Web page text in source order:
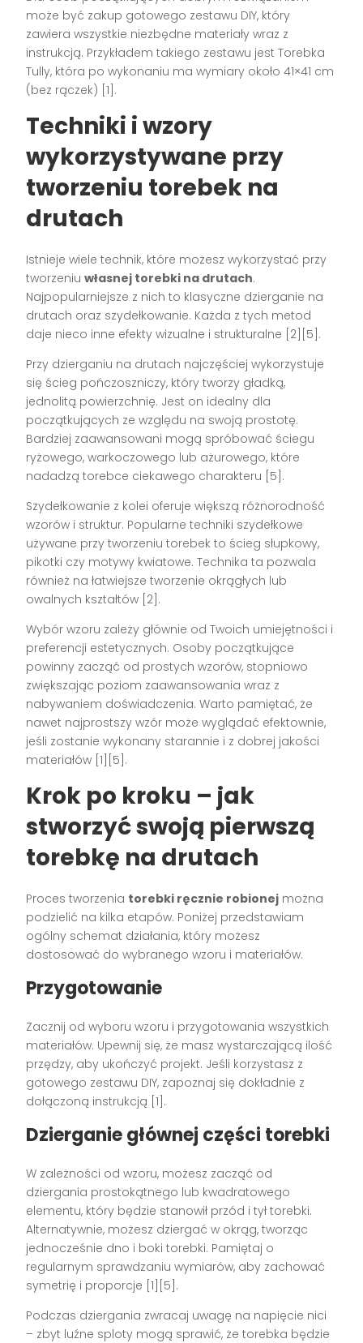
może być zakup gotowego zestawu DIY, który
zawiera wszystkie niezbędne materiały wraz z
instrukcją. Przykładem takiego zestawu jest Torebka
Tully, która po wykonaniu ma wymiary około 41×41 cm
(bez rączek) [1].
Techniki i wzory
wykorzystywane przy
tworzeniu torebek na
drutach
Istnieje wiele technik, które możesz wykorzystać przy
tworzeniuwłasnej torebki na drutach.
Najpopularniejsze z nich to klasyczne dzierganie na
drutach oraz szydełkowanie. Każda z tych metod
daje nieco inne efekty wizualne i strukturalne [2][5].
Przy dzierganiu na drutach najczęściej wykorzystuje
się ścieg pończoszniczy, który tworzy gładką,
jednolitą powierzchnię. Jest on idealny dla
początkujących ze względu na swoją prostotę.
Bardziej zaawansowani mogą spróbować ściegu
ryżowego, warkoczowego lub ażurowego, które
nadadzą torebce ciekawego charakteru [5].
Szydełkowanie z kolei oferuje większą różnorodność
wzorów i struktur. Popularne techniki szydełkowe
używane przy tworzeniu torebek to ścieg słupkowy,
pikotki czy motywy kwiatowe. Technika ta pozwala
również na łatwiejsze tworzenie okrągłych lub
owalnych kształtów [2].
Wybór wzoru zależy głównie od Twoich umiejętności i
preferencji estetycznych. Osoby początkujące
powinny zacząć od prostych wzorów, stopniowo
zwiększając poziom zaawansowania wraz z
nabywaniem doświadczenia. Warto pamiętać, że
nawet najprostszy wzór może wyglądać efektownie,
jeśli zostanie wykonany starannie i z dobrej jakości
materiałów [1][5].
Krok po kroku – jak
stworzyć swoją pierwszą
torebkę na drutach
Proces tworzenia torebki ręcznie robionej można
podzielić na kilka etapów. Poniżej przedstawiam
ogólny schemat działania, który możesz
dostosować do wybranego wzoru i materiałów.
Przygotowanie
Zacznij od wyboru wzoru i przygotowania wszystkich
materiałów. Upewnij się, że masz wystarczającą ilość
przędzy, aby ukończyć projekt. Jeśli korzystasz z
gotowego zestawu DIY, zapoznaj się dokładnie z
dołączoną instrukcją [1].
Dzierganie głównej części torebki
W zależności od wzoru, możesz zacząć od
dziergania prostokątnego lub kwadratowego
elementu, który będzie stanowił przód i tył torebki.
Alternatywnie, możesz dziergać w okrąg, tworząc
jednocześnie dno i boki torebki. Pamiętaj o
regularnym sprawdzaniu wymiarów, aby zachować
symetrię i proporcje [1][5].
Podczas dziergania zwracaj uwagę na napięcie nici
– zbyt luźne sploty mogą sprawić, że torebka będzie